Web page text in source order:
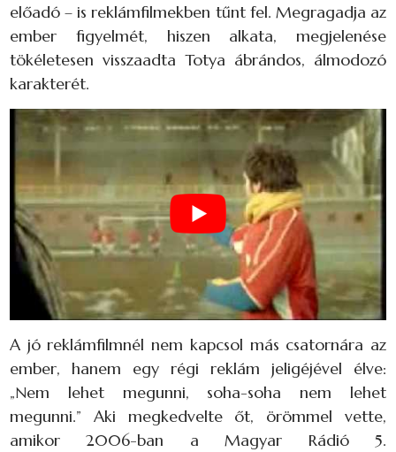
előadó – is reklámfilmekben tűnt fel. Megragadja az
ember figyelmét, hiszen alkata, megjelenése
tökéletesen visszaadta Totya ábrándos, álmodozó
karakterét.
A jó reklámfilmnél nem kapcsol más csatornára az
ember, hanem egy régi reklám jeligéjével élve:
„Nem lehet megunni, soha-soha nem lehet
megunni.” Aki megkedvelte őt, örömmel vette,
amikor 2006-ban a Magyar Rádió 5.